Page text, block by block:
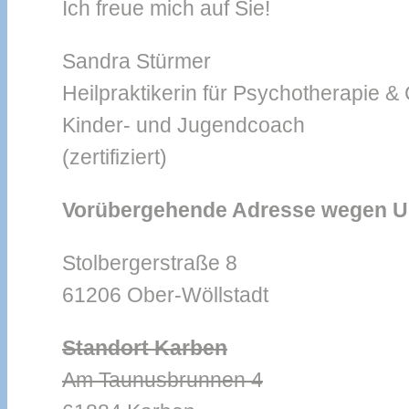
Ich freue mich auf Sie!
Sandra Stürmer
Heilpraktikerin für Psychotherapie &
Kinder- und Jugendcoach
(zertifiziert)
Vorübergehende Adresse wegen
Stolbergerstraße 8
61206 Ober-Wöllstadt
Standort Karben
Am Taunusbrunnen 4